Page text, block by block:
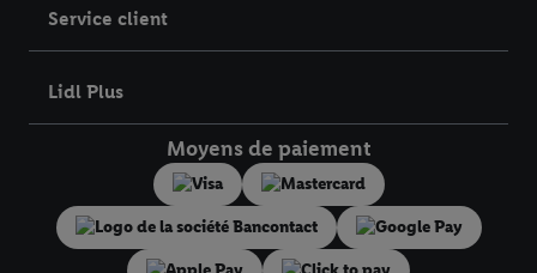
Service client
Lidl Plus
Moyens de paiement